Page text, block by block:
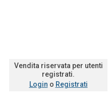
Vendita riservata per utenti
registrati.
Login o Registrati